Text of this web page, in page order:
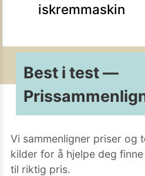
iskremmaskin
Best i test —
Vi sammenligner priser og
kilder for å hjelpe deg
til riktig pris.